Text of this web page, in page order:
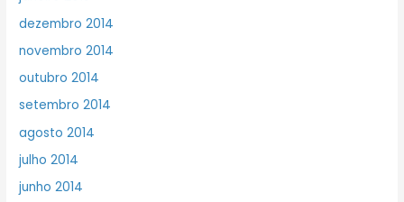
dezembro 2014
novembro 2014
outubro 2014
setembro 2014
agosto 2014
julho 2014
junho 2014